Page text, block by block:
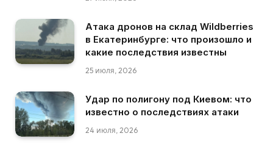
Атака дронов на склад Wildberries
в Екатеринбурге: что произошло и
какие последствия известны
25 июля, 2026
Удар по полигону под Киевом: что
известно о последствиях атаки
24 июля, 2026